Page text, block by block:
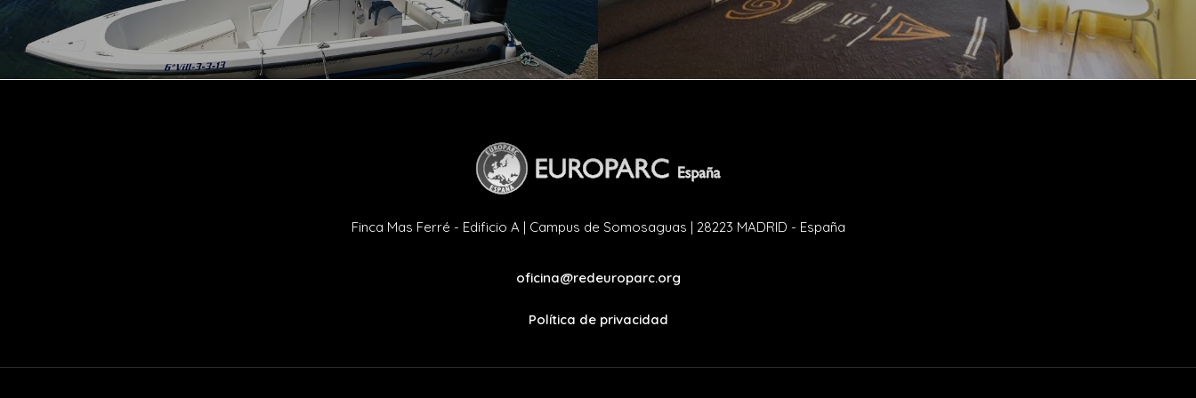
Finca Mas Ferré - Edificio A | Campus de Somosaguas | 28223 MADRID - España
oficina@redeuroparc.org
Política de privacidad